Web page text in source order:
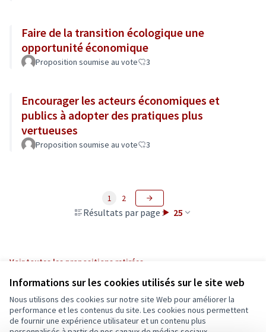
Informations sur les cookies utilisés sur le site web
Nous utilisons des cookies sur notre site Web pour améliorer la
performance et les contenus du site. Les cookies nous permettent
de fournir une expérience utilisateur et un contenu plus
Faire de la transition écologique une
opportunité économique
Proposition soumise au vote 3
Encourager les acteurs économiques et
publics à adopter des pratiques plus
vertueuses
Proposition soumise au vote 3
Résultats par page : 25
1 2
Voir toutes les propositions retirées
Conditions d'utilisation
Paramètres des cookies
Ecrivons Angers sur X
Ecrivons Angers sur Facebook